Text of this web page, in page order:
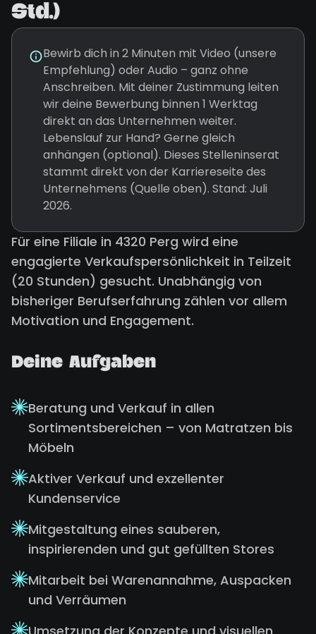
Std.)
Bewirb dich in 2 Minuten mit Video (unsere
Empfehlung) oder Audio – ganz ohne
Anschreiben. Mit deiner Zustimmung leiten
wir deine Bewerbung binnen 1 Werktag
direkt an das Unternehmen weiter.
Lebenslauf zur Hand? Gerne gleich
anhängen (optional). Dieses Stelleninserat
stammt direkt von der Karriereseite des
Unternehmens (Quelle oben). Stand: Juli
2026.
Für eine Filiale in 4320 Perg wird eine
engagierte Verkaufspersönlichkeit in Teilzeit
(20 Stunden) gesucht. Unabhängig von
bisheriger Berufserfahrung zählen vor allem
Motivation und Engagement.
Deine Aufgaben
Beratung und Verkauf in allen
Sortimentsbereichen – von Matratzen bis
Möbeln
Aktiver Verkauf und exzellenter
Kundenservice
Mitgestaltung eines sauberen,
inspirierenden und gut gefüllten Stores
Mitarbeit bei Warenannahme, Auspacken
und Verräumen